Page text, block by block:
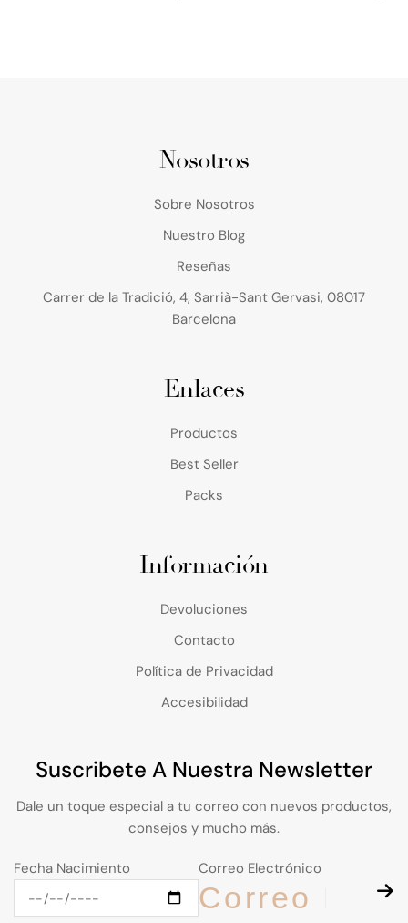
Nosotros
Sobre Nosotros
Nuestro Blog
Reseñas
Carrer de la Tradició, 4, Sarrià-Sant Gervasi, 08017
Barcelona
Enlaces
Productos
Best Seller
Packs
Información
Devoluciones
Contacto
Política de Privacidad
Accesibilidad
Suscribete A Nuestra Newsletter
Dale un toque especial a tu correo con nuevos productos,
consejos y mucho más.
Fecha Nacimiento Correo Electrónico